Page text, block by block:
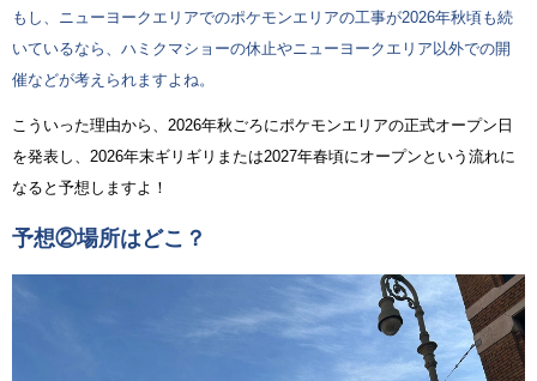
もし、ニューヨークエリアでのポケモンエリアの工事が2026年秋頃も続
いているなら、ハミクマショーの休止やニューヨークエリア以外での開
催などが考えられますよね。
こういった理由から、2026年秋ごろにポケモンエリアの正式オープン日
を発表し、2026年末ギリギリまたは2027年春頃にオープンという流れに
なると予想しますよ！
予想②場所はどこ？